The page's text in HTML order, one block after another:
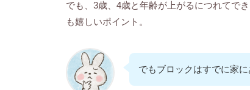
でも、3歳、4歳と年齢が上がるにつれてで
も嬉しいポイント。
でもブロックはすでに家に